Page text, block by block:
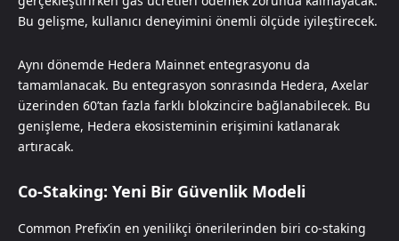
Bu gelişme, kullanıcı deneyimini önemli ölçüde iyileştirecek.
Aynı dönemde Hedera Mainnet entegrasyonu da
tamamlanacak. Bu entegrasyon sonrasında Hedera, Axelar
üzerinden 60’tan fazla farklı blokzincire bağlanabilecek. Bu
genişleme, Hedera ekosisteminin erişimini katlanarak
artıracak.
Co-Staking: Yeni Bir Güvenlik Modeli
Common Prefix’in en yenilikçi önerilerinden biri co-staking